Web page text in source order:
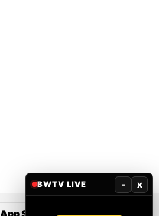
App Store Google Play
BWTV LIVE - x